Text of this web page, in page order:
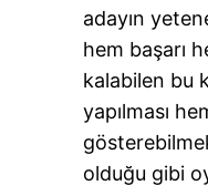
adayın
hem başarı
kalabilen bu
yapılması
olduğu gibi